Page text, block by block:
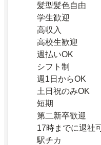
髪型髪色自由
学生歓迎
高収入
高校生歓迎
週払いOK
シフト制
週1日からOK
土日祝のみOK
短期
第二新卒歓迎
17時までに退社
駅チカ